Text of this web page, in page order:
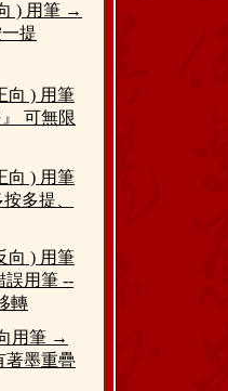
) 用筆 →
提
向 ) 用筆
可無限
向 ) 用筆
多提、
向 ) 用筆
用筆 --
轉
用筆 →
著墨重疊